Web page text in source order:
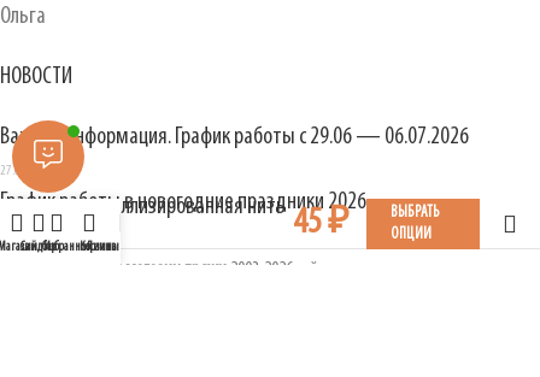
Ольга
НОВОСТИ
Важная информация. График работы с 29.06 — 06.07.2026
27.06.2026
График работы в новогодние праздники 2026
31.12.2025
ОЛИН интернет магазин пряжи 2003-2026 сайт создан и администрируется
СайдбарИзбранноеКорзина
Личный кабинет
Металлизированная нить
50 м
45₽
ВЫБРАТЬ
ОПЦИИ